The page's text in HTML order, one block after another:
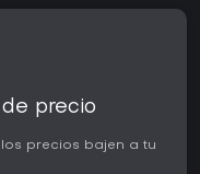
precio
precios bajen a tu